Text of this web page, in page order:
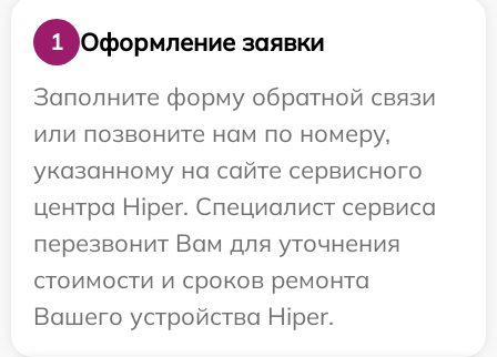
1
Оформление заявки
Заполните форму обратной связи
или позвоните нам по номеру,
указанному на сайте сервисного
центра Hiper. Специалист сервиса
перезвонит Вам для уточнения
стоимости и сроков ремонта
Вашего устройства Hiper.